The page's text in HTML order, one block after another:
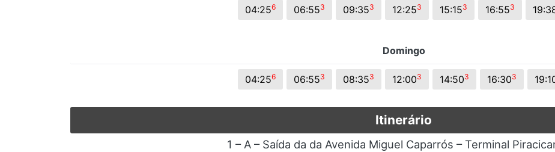
04:256 06:553 09:353 12:253 15:153 16:553
Domingo
04:256 06:553 08:353 12:003 14:503 16:303
Itinerário
1 – A – Saída da da Avenida Miguel Caparrós – Terminal